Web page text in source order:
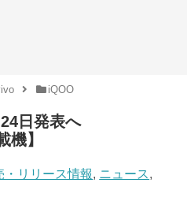
iQOO
日発表へ
機】
・リリース情報, ニュース,